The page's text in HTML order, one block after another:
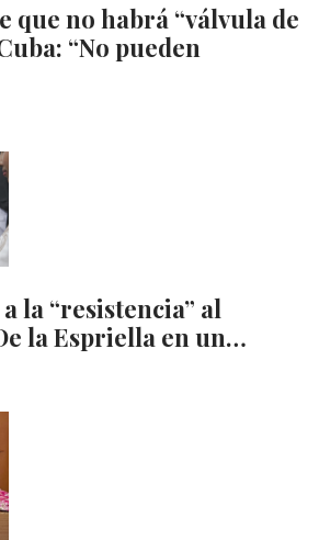
que no habrá “válvula de
“No pueden
la “resistencia” al
la Espriella en un…